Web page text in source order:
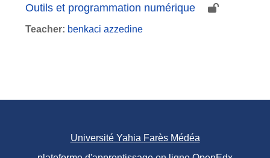
Outils et programmation numérique
Teacher: benkaci azzedine
Université Yahia Farès Médéa